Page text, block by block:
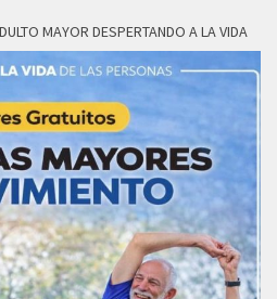
MAYOR DESPERTANDO A LA VIDA